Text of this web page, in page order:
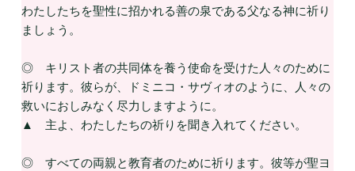
わたしたちを聖性に招かれる善の泉である父なる神に祈り
ましょう。
◎ キリスト者の共同体を養う使命を受けた人々のために
祈ります。彼らが、ドミニコ・サヴィオのように、人々の
救いにおしみなく尽力しますように。
▲ 主よ、わたしたちの祈りを聞き入れてください。
◎ すべての両親と教育者のために祈ります。彼等が聖ヨ